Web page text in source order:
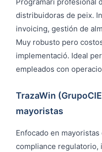
distribuidoras de peix.
invoicing, gestión de
Muy robusto pero
implementació. Ideal
empleados con
TrazaWin
mayoristas
Enfocado en
compliance regulatorio,